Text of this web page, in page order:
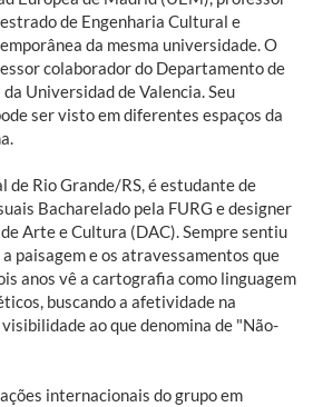
de Engenharia Cultural e
da mesma universidade. O
colaborador do Departamento de
Universidad de Valencia. Seu
ser visto em diferentes espaços da
de Rio Grande/RS, é estudante de
Bacharelado pela FURG e designer
Arte e Cultura (DAC). Sempre sentiu
paisagem e os atravessamentos que
anos vê a cartografia como linguagem
buscando a afetividade na
ao que denomina de "Não-
internacionais do grupo em